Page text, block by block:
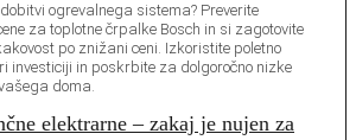
ogrevalnega sistema? Preverite
za toplotne črpalke Bosch in si zagotovite
po znižani ceni. Izkoristite poletno
investiciji in poskrbite za dolgoročno nizke
doma.
elektrarne – zakaj je nujen za